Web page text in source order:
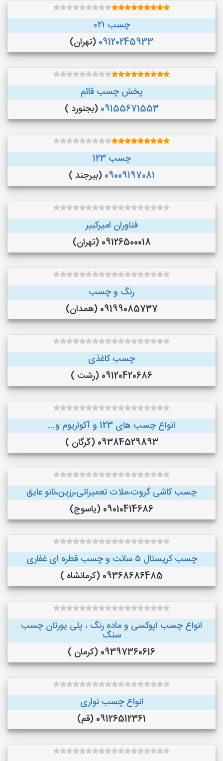
چسب ۰۲۱
09120245933 (تهران)
پخش چسب قائم
09155671553 (بجنورد )
چسب 123
09009197081 (بیرجند )
فناوران امیرکبیر
09126500018 (تهران)
رنگ و چسب
09199085737 (همدان)
چسب کاغذی
09120420686 (رشت )
انواع چسب های 123 و آکواریوم و...
09384529893 (گرگان )
چسب کاشی گروت،ملات تعمیراتی،رزین،نانو عایق
09010414686 (یاسوج)
چسب کریستال ۵ سانت و چسب قطره ای غفاری
09368686485 (کرمانشاه )
انواع چسب اپوکسی و ماده رنگ ، پلی یورتان چسب
سنگ
09397360616 (کرمان )
انواع چسب نواری
09126512361 (قم)